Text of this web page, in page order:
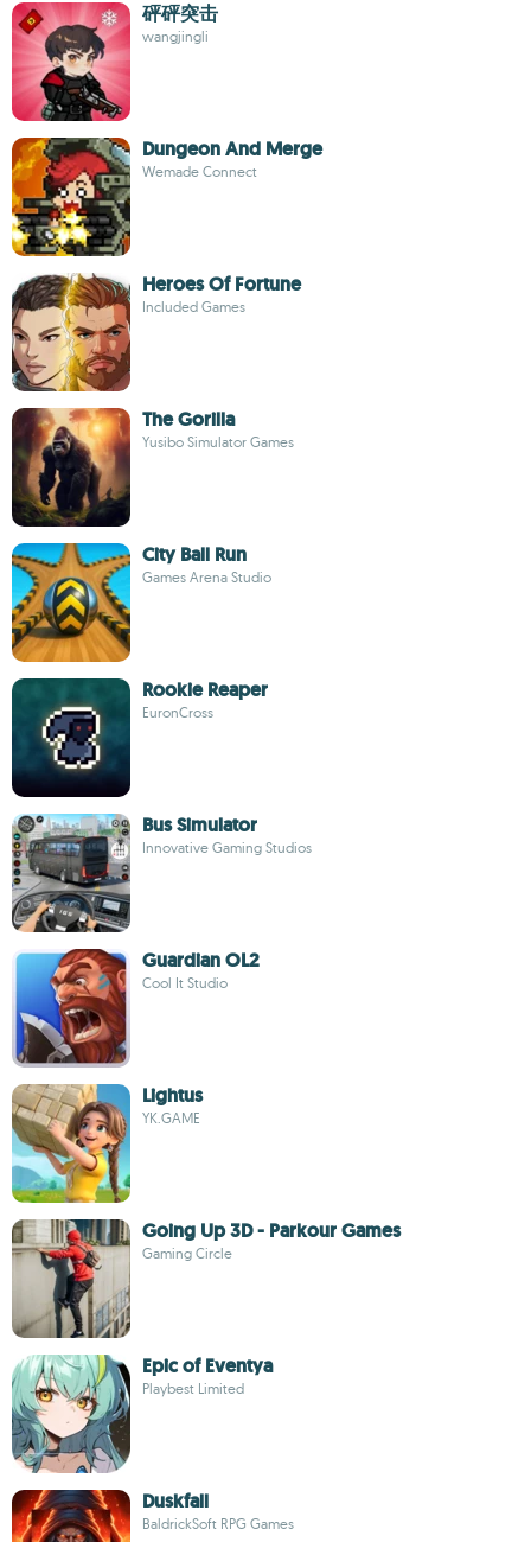
砰砰突击
wangjingli
Dungeon And Merge
Wemade Connect
Heroes Of Fortune
Included Games
The Gorilla
Yusibo Simulator Games
City Ball Run
Games Arena Studio
Rookie Reaper
EuronCross
Bus Simulator
Innovative Gaming Studios
Guardian OL2
Cool It Studio
Lightus
YK.GAME
Going Up 3D - Parkour Games
Gaming Circle
Epic of Eventya
Playbest Limited
Duskfall
BaldrickSoft RPG Games